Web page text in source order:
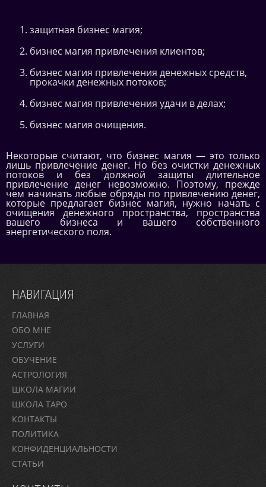
защитная бизнес магия;
бизнес магия привлечения клиентов;
бизнес магия привлечения денежных средств,
прокачки денежных потоков;
бизнес магия привлечения удачи в делах;
бизнес магия очищения.
Некоторые считают, что бизнес магия — это только
лишь привлечение денег. Но без очистки денежных
потоков и без должной защиты длительное
привлечение денег невозможно. Поэтому, прежде
чем начинать любые обряды по привлечению денег,
которые предлагает бизнес магия, нужно начать с
очищения денежного пространства, пространства
вашего бизнеса и вашего собственного
энергетического поля.
НАВИГАЦИЯ
ГЛАВНАЯ
ОБО МНЕ
УСЛУГИ
ОБУЧЕНИЕ
АСТРОЛОГИЯ
ШКОЛА МАГИИ
ШКОЛА ТАРО
КОНТАКТЫ
ПОЛИТИКА
КОНФИДЕНЦИАЛЬНОСТИ
СТАТЬИ